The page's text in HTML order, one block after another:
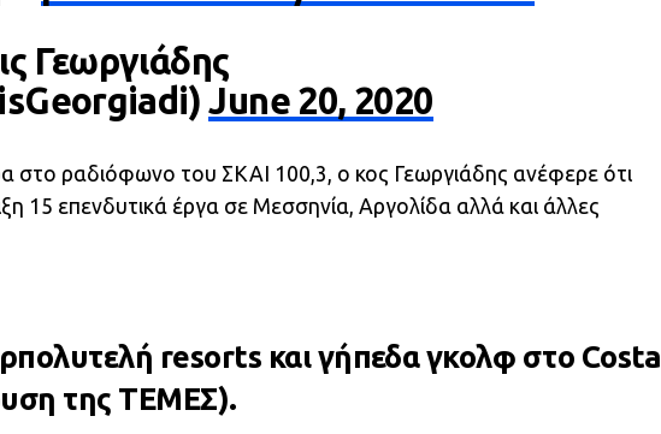
Γεωργιάδης
June 20, 2020
στο ραδιόφωνο του ΣΚΑΙ 100,3, ο κος Γεωργιάδης ανέφερε ότι
15 επενδυτικά έργα σε Μεσσηνία, Αργολίδα αλλά και άλλες
resorts και γήπεδα γκολφ στο Costa
της ΤΕΜΕΣ).